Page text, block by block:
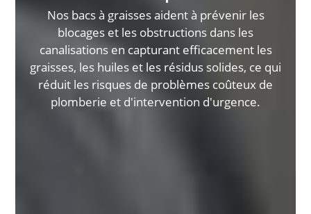
Nos bacs à graisses aident à prévenir les
blocages et les obstructions dans les
canalisations en capturant efficacement les
graisses, les huiles et les résidus solides, ce qui
réduit les risques de problèmes coûteux de
plomberie et d'intervention d'urgence.